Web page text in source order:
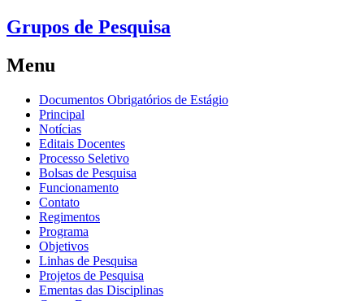
Grupos de Pesquisa
Menu
Documentos Obrigatórios de Estágio
Principal
Notícias
Editais Docentes
Processo Seletivo
Bolsas de Pesquisa
Funcionamento
Contato
Regimentos
Programa
Objetivos
Linhas de Pesquisa
Projetos de Pesquisa
Ementas das Disciplinas